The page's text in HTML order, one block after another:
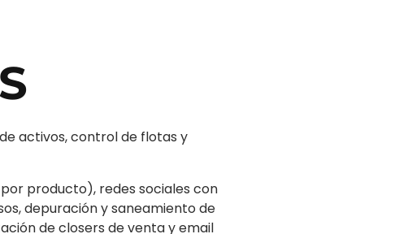
activos, control de flotas y
producto), redes sociales con
depuración y saneamiento de
de closers de venta y email